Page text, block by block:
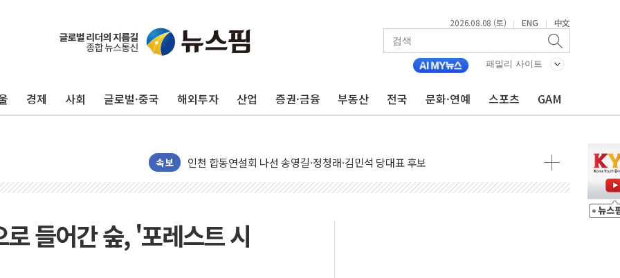
2026.08.08 (토) | ENG | 中文
패밀리 사이트
경제 사회 글로벌·중국 해외투자 산업 증권·금융 부동산 전국 문화·연예 스포츠 GAM
속보
울진·영덕 '호우특보'-포항 '산사태 주의보'...경북도, 호우 피해·통제구간 없어
[종합] 김민석, 정청래에 '0.86%p' 차 재역전 성공...金 45.42% vs 鄭 44.56%
김민석, 2주차 제주·인천 경선서 정청래에 승리...47.75% vs 42.08%
인사하는 김민석 당대표 후보
[속보] 민주, 인천 경선 결과 발표...김민석 45.09% 정청래 43.27% 송영길 11.63%
[속보] 민주, 제주 경선 결과 발표...김민석 52.64% 정청래 39.89% 송영길 7.47%
들어간 숲, '포레스트 시